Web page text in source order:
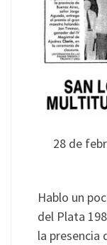
28 de
Hablo un
del Plata
la presencia